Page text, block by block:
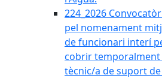
224_2026
pel nomenament
de funcionari interí
cobrir temporalment
tècnic/a de suport